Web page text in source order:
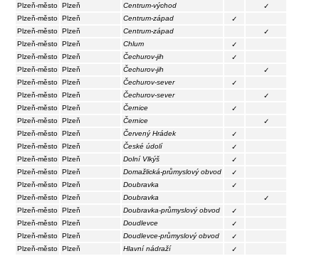
Plzeň-město Plzeň Centrum-východ
✓
Plzeň-město Plzeň Centrum-západ
✓
Plzeň-město Plzeň Centrum-západ
✓
Plzeň-město Plzeň Chlum
✓
Plzeň-město Plzeň Čechurov-jih
✓
Plzeň-město Plzeň Čechurov-jih
✓
Plzeň-město Plzeň Čechurov-sever
✓
Plzeň-město Plzeň Čechurov-sever
✓
Plzeň-město Plzeň Černice
✓
Plzeň-město Plzeň Černice
✓
Plzeň-město Plzeň Červený Hrádek
✓
Plzeň-město Plzeň České údolí
✓
Plzeň-město Plzeň Dolní Vlkýš
✓
Plzeň-město Plzeň Domažlická-průmyslový obvod
✓
Plzeň-město Plzeň Doubravka
✓
Plzeň-město Plzeň Doubravka
✓
Plzeň-město Plzeň Doubravka-průmyslový obvod
✓
Plzeň-město Plzeň Doudlevce
✓
Plzeň-město Plzeň Doudlevce-průmyslový obvod
✓
Plzeň-město Plzeň Hlavní nádraží
✓